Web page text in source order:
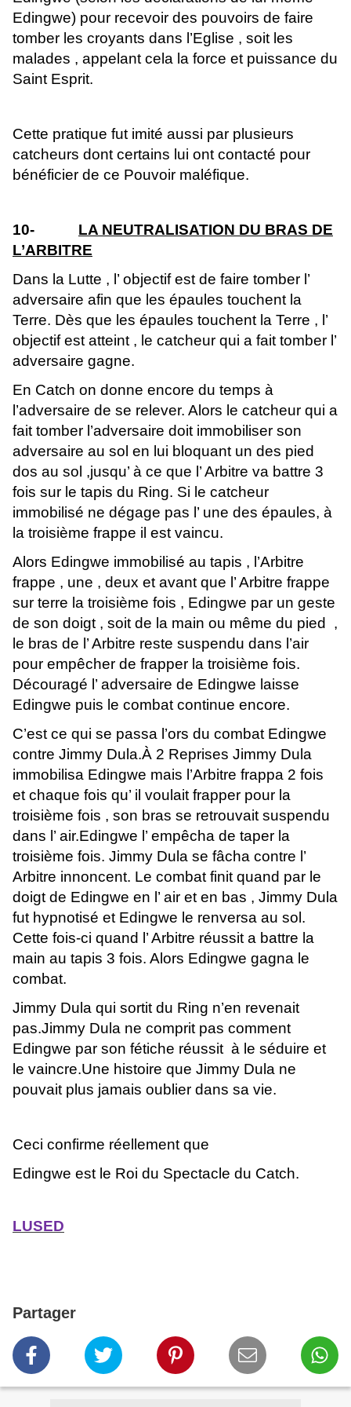
Edingwe) pour recevoir des pouvoirs de faire
tomber les croyants dans l’Eglise , soit les
malades , appelant cela la force et puissance du
Saint Esprit.
Cette pratique fut imité aussi par plusieurs
catcheurs dont certains lui ont contacté pour
bénéficier de ce Pouvoir maléfique.
10-
LA NEUTRALISATION DU BRAS DE
L’ARBITRE
Dans la Lutte , l’ objectif est de faire tomber l’
adversaire afin que les épaules touchent la
Terre. Dès que les épaules touchent la Terre , l’
objectif est atteint , le catcheur qui a fait tomber l’
adversaire gagne.
En Catch on donne encore du temps à
l’adversaire de se relever. Alors le catcheur qui a
fait tomber l’adversaire doit immobiliser son
adversaire au sol en lui bloquant un des pied
dos au sol ,jusqu’ à ce que l’ Arbitre va battre 3
fois sur le tapis du Ring. Si le catcheur
immobilisé ne dégage pas l’ une des épaules, à
la troisième frappe il est vaincu.
Alors Edingwe immobilisé au tapis , l’Arbitre
frappe , une , deux et avant que l’ Arbitre frappe
sur terre la troisième fois , Edingwe par un geste
de son doigt , soit de la main ou même du pied ,
le bras de l’ Arbitre reste suspendu dans l’air
pour empêcher de frapper la troisième fois.
Découragé l’ adversaire de Edingwe laisse
Edingwe puis le combat continue encore.
C’est ce qui se passa l’ors du combat Edingwe
contre Jimmy Dula.À 2 Reprises Jimmy Dula
immobilisa Edingwe mais l’Arbitre frappa 2 fois
et chaque fois qu’ il voulait frapper pour la
troisième fois , son bras se retrouvait suspendu
dans l’ air.Edingwe l’ empêcha de taper la
troisième fois. Jimmy Dula se fâcha contre l’
Arbitre innoncent. Le combat finit quand par le
doigt de Edingwe en l’ air et en bas , Jimmy Dula
fut hypnotisé et Edingwe le renversa au sol.
Cette fois-ci quand l’ Arbitre réussit a battre la
main au tapis 3 fois. Alors Edingwe gagna le
combat.
Jimmy Dula qui sortit du Ring n’en revenait
pas.Jimmy Dula ne comprit pas comment
Edingwe par son fétiche réussit à le séduire et
le vaincre.Une histoire que Jimmy Dula ne
pouvait plus jamais oublier dans sa vie.
Ceci confirme réellement que
Edingwe est le Roi du Spectacle du Catch.
LUSED
Partager